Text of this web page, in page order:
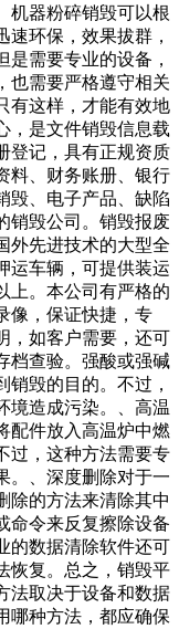
机器粉碎销毁可以根
环保，效果拔群，
需要专业的设备，
也需要严格遵守相关
有这样，才能有效地
，是文件销毁信息载
登记，具有正规资质
料、财务账册、银行
毁、电子产品、缺陷
销毁公司。销毁报废
外先进技术的大型全
运车辆，可提供装运
上。本公司有严格的
像，保证快捷，专
如客户需要，还可
档查验。强酸或强碱
毁的目的。不过，
境造成污染。、高温
配件放入高温炉中燃
过，这种方法需要专
。、深度删除对于一
除的方法来清除其中
命令来反复擦除设备
数据清除软件还可
恢复。总之，销毁平
法取决于设备和数据
哪种方法，都应确保